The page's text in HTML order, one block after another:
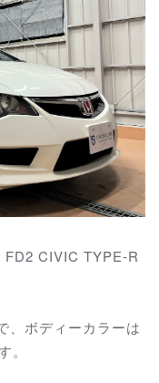
FD2 CIVIC TYPE-R
、ボディーカラーは
。